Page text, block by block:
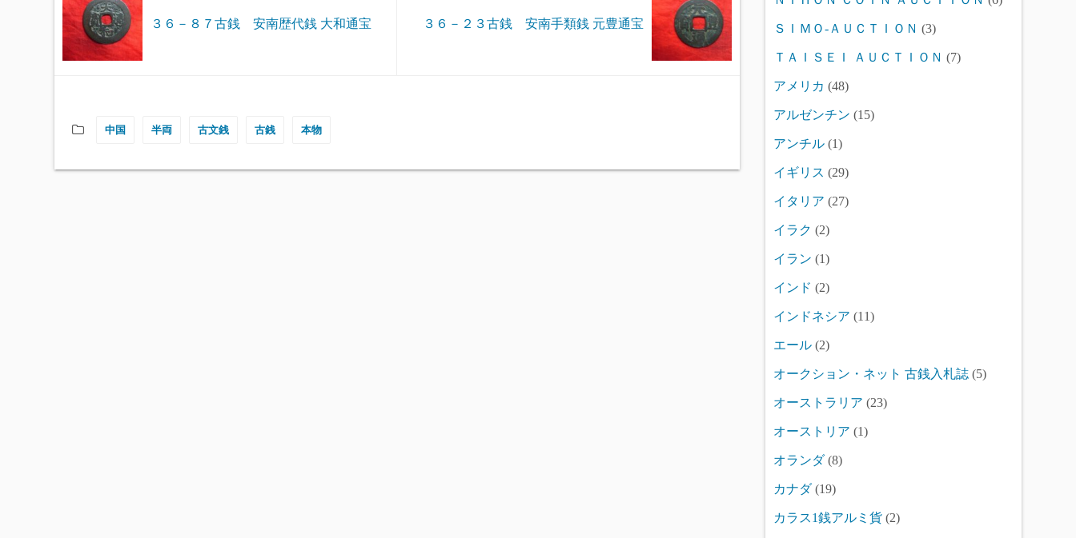
３６－８７古銭 安南歴代銭 大和通宝 ３６－２３古銭 安南手類銭 元豊通宝
中国 半両 古文銭 古銭 本物
ＳＩＭＯ-ＡＵＣＴＩＯＮ (3)
ＴＡＩＳＥＩ ＡＵＣＴＩＯＮ (7)
アメリカ (48)
アルゼンチン (15)
アンチル (1)
イギリス (29)
イタリア (27)
イラク (2)
イラン (1)
インド (2)
インドネシア (11)
エール (2)
オークション・ネット 古銭入札誌 (5)
オーストラリア (23)
オーストリア (1)
オランダ(8)
カナダ(19)
カラス1銭アルミ貨 (2)